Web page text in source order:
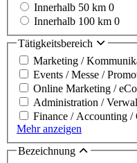
Innerhalb 50 km 0
Innerhalb 100 km 0
Tätigkeitsbereich
Marketing /
Events / Messe /
Online Marketing /
Administration /
Finance / Accounting /
Mehr anzeigen
Bezeichnung